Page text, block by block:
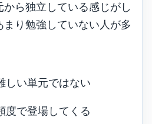
ら独立している感じがし
り勉強していない人が多
しい単元ではない
度で登場してくる